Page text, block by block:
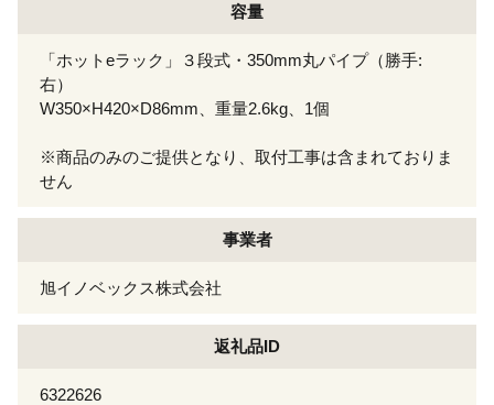
容量
「ホットeラック」３段式・350mm丸パイプ（勝手:
右）
W350×H420×D86mm、重量2.6kg、1個
※商品のみのご提供となり、取付工事は含まれておりま
せん
事業者
旭イノベックス株式会社
返礼品ID
6322626